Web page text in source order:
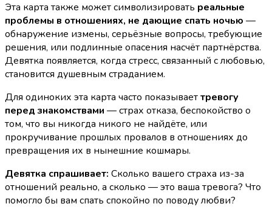
Эта карта также может символизировать реальные
проблемы в отношениях, не дающие спать ночью —
обнаружение измены, серьёзные вопросы, требующие
решения, или подлинные опасения насчёт партнёрства.
Девятка появляется, когда стресс, связанный с любовью,
становится душевным страданием.
Для одиноких эта карта часто показываеттревогу
перед знакомствами — страх отказа, беспокойство о
том, что вы никогда никого не найдёте, или
прокручивание прошлых провалов в отношениях до
превращения их в нынешние кошмары.
Девятка спрашивает: Сколько вашего страха из-за
отношений реально, а сколько — это ваша тревога? Что
помогло бы вам спать спокойно по поводу любви?